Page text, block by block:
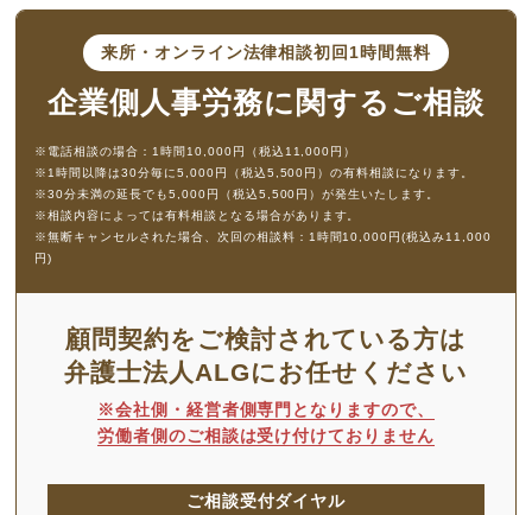
来所・オンライン法律相談初回1時間無料
企業側人事労務に 関するご相談
※電話相談の場合：1時間10,000円（税込11,000円）
※1時間以降は30分毎に5,000円（税込5,500円）の有料相談になります。
※30分未満の延長でも5,000円（税込5,500円）が発生いたします。
※相談内容によっては有料相談となる場合があります。
※無断キャンセルされた場合、次回の相談料：1時間10,000円(税込み11,000
円)
顧問契約をご検討されている方は
弁護士法人ALGにお任せください
※会社側・経営者側専門となりますので、
労働者側のご相談は受け付けておりません
ご相談受付ダイヤル